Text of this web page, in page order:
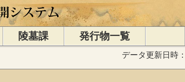
陵墓課 発行物一覧
データ更新日時：